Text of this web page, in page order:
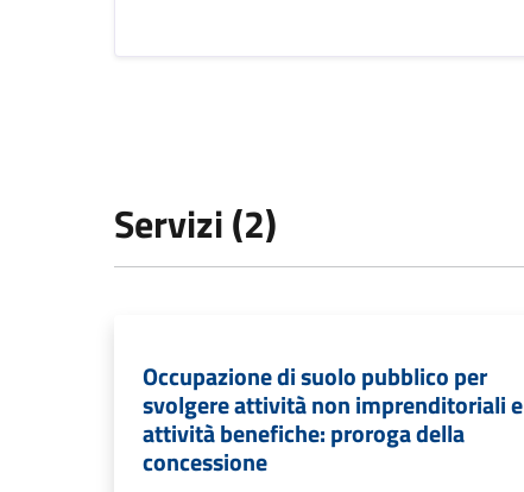
Servizi (2)
Occupazione di suolo pubblico per
svolgere attività non imprenditoriali e
attività benefiche: proroga della
concessione